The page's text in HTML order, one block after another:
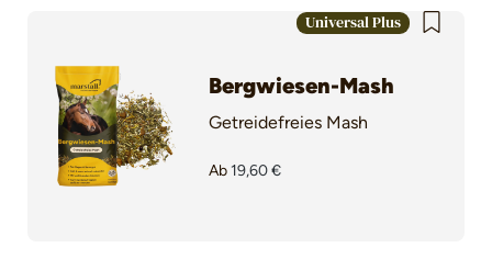
Universal Plus
Bergwiesen-Mash
Getreidefreies Mash
Ab 19,60 €